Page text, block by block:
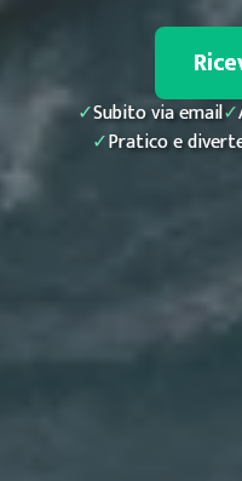
✓Subito via email✓
✓Pratico e